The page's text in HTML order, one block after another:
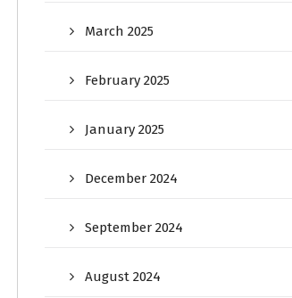
March 2025
February 2025
January 2025
December 2024
September 2024
August 2024